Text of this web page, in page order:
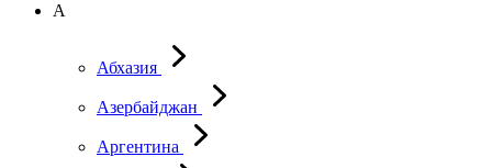
А
Абхазия
Азербайджан
Аргентина